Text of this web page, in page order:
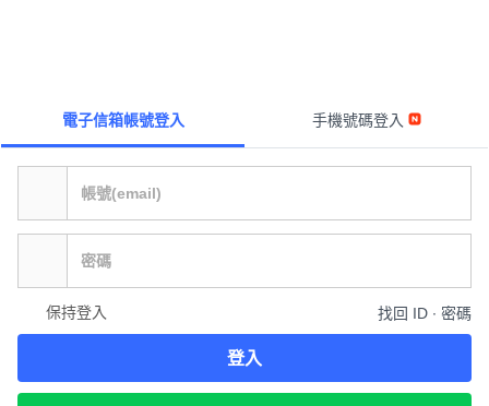
電子信箱帳號登入 手機號碼登入
保持登入 找回 ID ∙ 密碼
登入